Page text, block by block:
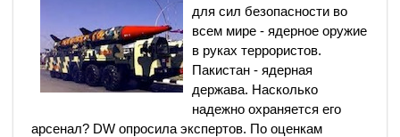
для сил безопасности во
всем мире - ядерное оружие
в руках террористов.
Пакистан - ядерная
держава. Насколько
надежно охраняется его
арсенал? DW опросила экспертов. По оценкам